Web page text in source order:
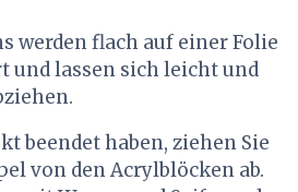
werden flach auf einer Folie
und lassen sich leicht und
beendet haben, ziehen Sie
von den Acrylblöcken ab.